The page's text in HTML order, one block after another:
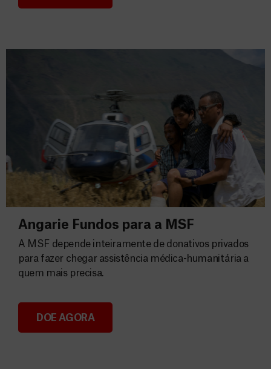
Consignação do IRS 2026
Angarie Fundos para a MSF
Angarie Fundos para a MSF
A MSF depende inteiramente de donativos privados
para fazer chegar assistência médica-humanitária a
quem mais precisa.
DOE AGORA